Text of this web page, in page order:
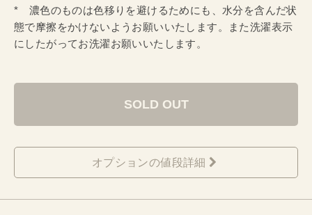
* 濃色のものは色移りを避けるためにも、水分を含んだ状
態で摩擦をかけないようお願いいたします。また洗濯表示
にしたがってお洗濯お願いいたします。
SOLD OUT
オプションの値段詳細